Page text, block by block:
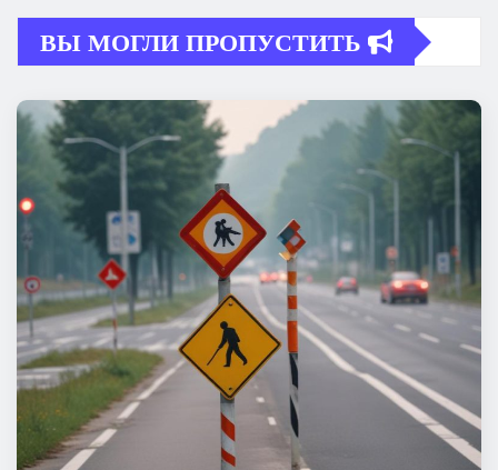
ВЫ МОГЛИ ПРОПУСТИТЬ